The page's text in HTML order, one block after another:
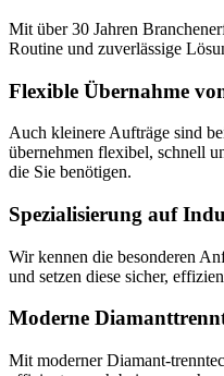
Mit über 30 Jahren
Routine und zuverlässige
Flexible Übernahme
Auch kleinere Aufträge sind
übernehmen flexibel, schnell
die Sie benötigen.
Spezialisierung auf
Wir kennen die besonderen
und setzen diese sicher,
Moderne
Mit moderner Diamant-